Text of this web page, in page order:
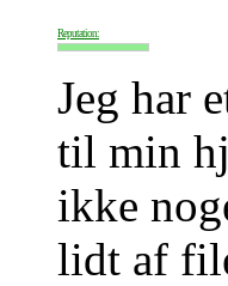
Reputation:
Jeg har
til min
ikke
lidt af